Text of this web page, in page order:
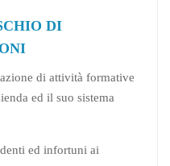
DI
di attività formative
ed il suo sistema
ed infortuni ai